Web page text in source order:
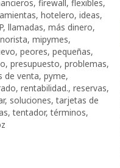
, firewall, flexibles,
, hotelero, ideas,
, llamadas, más dinero,
, mipymes,
, peores, pequeñas,
, presupuesto, problemas,
de venta, pyme,
, rentabilidad., reservas,
, soluciones,tarjetas de
,tentador,términos,